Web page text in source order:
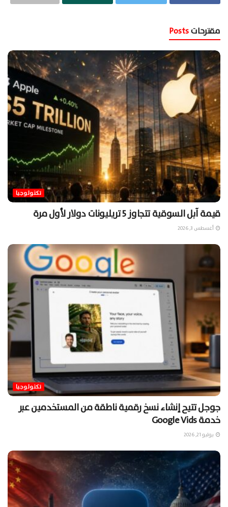
مقترحات
تكنولوجيا
قيمة آبل السوقية تتجاوز 5 تريليونات دولار لأول مرة
أغسطس 3, 2026
تكنولوجيا
جوجل تتيح إنشاء نسخ رقمية ناطقة من المستخدمين عبر
خدمة Google Vids
يوليو 21, 2026